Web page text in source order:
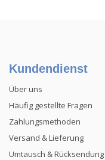
Kundendienst
Über uns
Häufig gestellte Fragen
Zahlungsmethoden
Versand & Lieferung
Umtausch & Rücksendung